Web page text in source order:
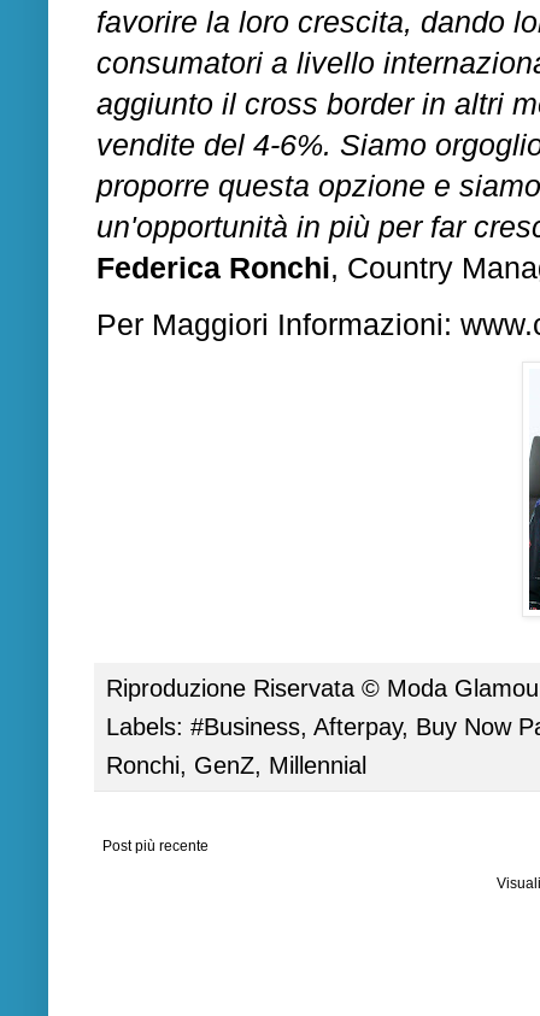
favorire la loro crescita, dando
consumatori a livello
aggiunto il cross border in altri
vendite del 4-6%. Siamo
proporre questa opzione e
un'opportunità in più per far
Federica Ronchi, Country
Per Maggiori Informazioni:
Riproduzione Riservata © Moda
Labels: #Business, Afterpay, Buy Now
Ronchi, GenZ, Millennial
Post più recente